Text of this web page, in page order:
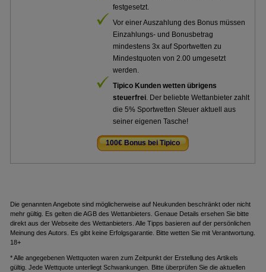
festgesetzt.
Vor einer Auszahlung des Bonus müssen
Einzahlungs- und Bonusbetrag
mindestens 3x auf Sportwetten zu
Mindestquoten von 2.00 umgesetzt
werden.
Tipico Kunden wetten übrigens
steuerfrei. Der beliebte Wettanbieter zahlt
die 5% Sportwetten Steuer aktuell aus
seiner eigenen Tasche!
100€ Bonus bei Tipico
Die genannten Angebote sind möglicherweise auf Neukunden beschränkt oder nicht
mehr gültig. Es gelten die AGB des Wettanbieters. Genaue Details ersehen Sie bitte
direkt aus der Webseite des Wettanbieters. Alle Tipps basieren auf der persönlichen
Meinung des Autors. Es gibt keine Erfolgsgarantie. Bitte wetten Sie mit Verantwortung.
18+
* Alle angegebenen Wettquoten waren zum Zeitpunkt der Erstellung des Artikels
gültig. Jede Wettquote unterliegt Schwankungen. Bitte überprüfen Sie die aktuellen